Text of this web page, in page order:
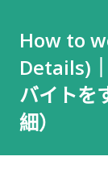
工作人员确认后
后，我向工作人
后便开始办理资
时间的商务寒暄
给工作人员，返
我： 入札仕様書
How to
Details)
バイトを
細）